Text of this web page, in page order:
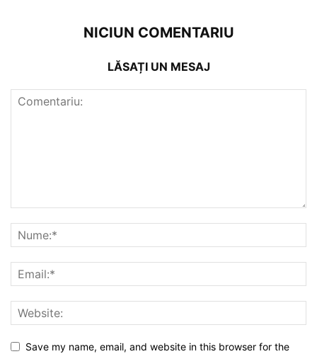
NICIUN COMENTARIU
LĂSAȚI UN MESAJ
Save my name, email, and website in this browser for the